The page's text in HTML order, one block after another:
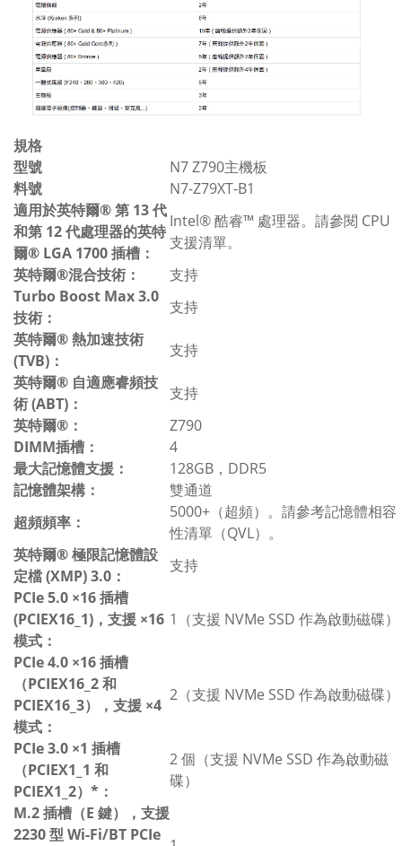
規格
型號
N7 Z790主機板
料號
N7-Z79XT-B1
適用於英特爾® 第 13 代
和第 12 代處理器的英特
爾® LGA 1700 插槽：
Intel® 酷睿™ 處理器。請參閱 CPU
支援清單。
英特爾®混合技術：
支持
Turbo Boost Max 3.0
技術：
支持
英特爾® 熱加速技術
(TVB)：
支持
英特爾® 自適應睿頻技
術 (ABT)：
支持
英特爾®：
Z790
DIMM插槽：
4
最大記憶體支援：
128GB，DDR5
記憶體架構：
雙通道
超頻頻率：
5000+（超頻）。請參考記憶體相容
性清單（QVL）。
英特爾® 極限記憶體設
定檔 (XMP) 3.0：
支持
PCIe 5.0 ×16 插槽
(PCIEX16_1)，支援 ×16
模式：
1（支援 NVMe SSD 作為啟動磁碟）
PCIe 4.0 ×16 插槽
（PCIEX16_2 和
PCIEX16_3），支援 ×4
模式：
2（支援​​ NVMe SSD 作為啟動磁碟）
PCIe 3.0 ×1 插槽
（PCIEX1_1 和
PCIEX1_2）*：
2 個（支援 NVMe SSD 作為啟動磁
碟）
M.2 插槽（E 鍵），支援
2230 型 Wi-Fi/BT PCIe